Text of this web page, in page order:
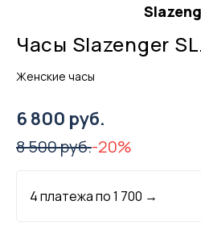
Часы Slazenger
Женские часы
6 800 руб.
8 500 руб.-20%
4 платежа по1 700 →